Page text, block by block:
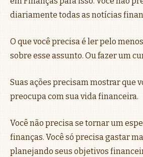
diariamente todas as notícias
O que você precisa é ler pelo
sobre esse assunto. Ou fazer um
Suas ações precisam mostrar que
preocupa com sua vida financeira.
Você não precisa se tornar um
finanças. Você só precisa gastar
planejando seus objetivos